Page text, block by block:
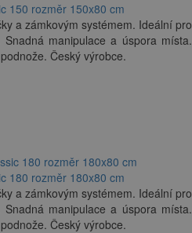
150 rozměr 150x80 cm
a zámkovým systémem. Ideální pro
manipulace a úspora místa.
Český výrobce.
180 rozměr 180x80 cm
a zámkovým systémem. Ideální pro
manipulace a úspora místa.
Český výrobce.